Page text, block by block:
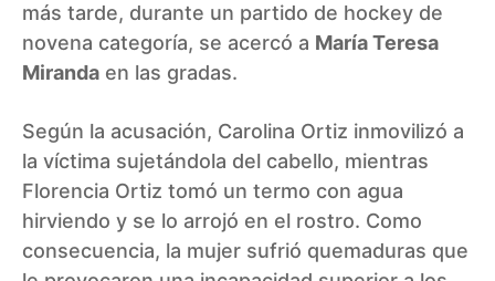
más tarde, durante un partido de hockey de
novena categoría, se acercó a María Teresa
Miranda en las gradas.
Según la acusación, Carolina Ortiz inmovilizó a
la víctima sujetándola del cabello, mientras
Florencia Ortiz tomó un termo con agua
hirviendo y se lo arrojó en el rostro. Como
consecuencia, la mujer sufrió quemaduras que